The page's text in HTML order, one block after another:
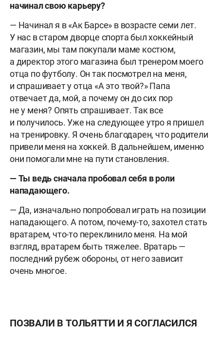
начинал свою карьеру?
— Начинал я в «Ак Барсе» в возрасте семи лет.
У нас в старом дворце спорта был хоккейный
магазин, мы там покупали маме костюм,
а директор этого магазина был тренером моего
отца по футболу. Он так посмотрел на меня,
и спрашивает у отца «А это твой?» Папа
отвечает да, мой, а почему он до сих пор
не у меня? Опять спрашивает. Так все
и получилось. Уже на следующее утро я пришел
на тренировку. Я очень благодарен, что родители
привели меня на хоккей. В дальнейшем, именно
они помогали мне на пути становления.
— Ты ведь сначала пробовал себя в роли
нападающего.
— Да, изначально попробовал играть на позиции
нападающего. А потом, почему-то, захотел стать
вратарем, что-то переклинило меня. На мой
взгляд, вратарем быть тяжелее. Вратарь —
последний рубеж обороны, от него зависит
очень многое.
ПОЗВАЛИ В ТОЛЬЯТТИ И Я СОГЛАСИЛСЯ